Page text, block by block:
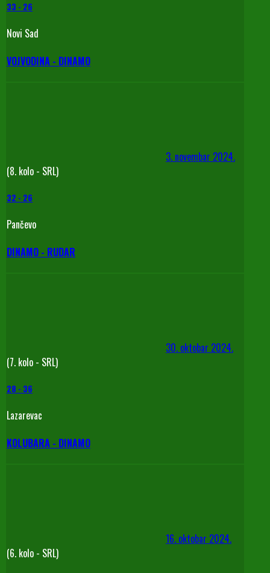
33 - 26
Novi Sad
VOJVODINA - DINAMO
3. novembar 2024.
(8. kolo - SRL)
32 - 26
Pančevo
DINAMO - RUDAR
30. oktobar 2024.
(7. kolo - SRL)
28 - 36
Lazarevac
KOLUBARA - DINAMO
16. oktobar 2024.
(6. kolo - SRL)